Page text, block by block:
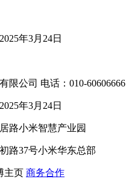
年3月24日
限公司 电话：010-60606666
年3月24日
路小米智慧产业园
路37号小米华东总部
主页 商务合作